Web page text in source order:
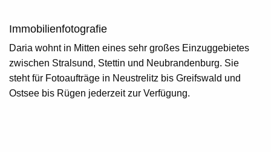
Immobilienfotografie
Daria wohnt in Mitten eines sehr großes Einzuggebietes
zwischen Stralsund, Stettin und Neubrandenburg. Sie
steht für Fotoaufträge in Neustrelitz bis Greifswald und
Ostsee bis Rügen jederzeit zur Verfügung.